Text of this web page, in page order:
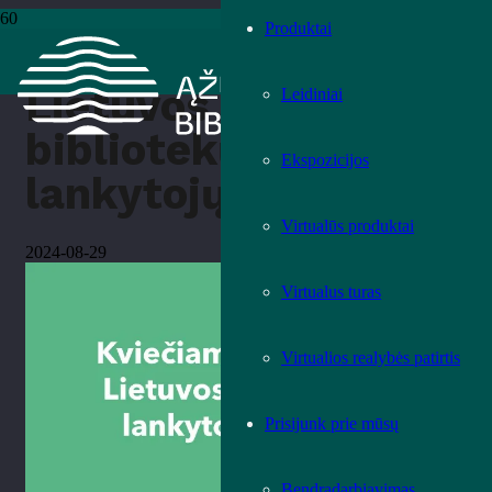
Produktai
Leidiniai
Ekspozicijos
Virtualūs produktai
Virtualus turas
Virtualios realybės patirtis
Prisijunk prie mūsų
Lietuvos bibliotekų lankytojų tyrimas
Lietuvos
bibliotekų
lankytojų tyrimas
2024-08-29